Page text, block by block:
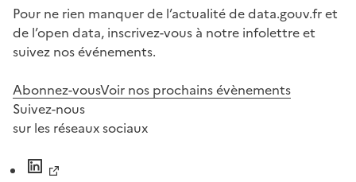
Pour ne rien manquer de l’actualité de data.gouv.fr et
de l’open data, inscrivez-vous à notre infolettre et
suivez nos événements.
Abonnez-vousVoir nos prochains évènements
Suivez-nous
sur les réseaux sociaux